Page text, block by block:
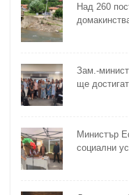
Над 260
Зам.-
ще
Министър
социални